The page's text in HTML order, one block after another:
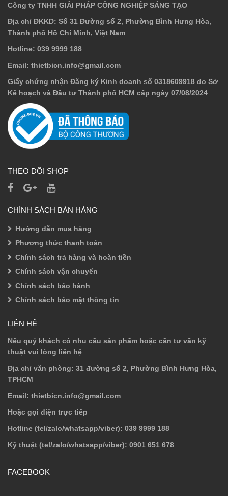
Công ty TNHH GIẢI PHÁP CÔNG NGHIỆP SÁNG TẠO
Địa chỉ ĐKKD: Số 31 Đường số 2, Phường Bình Hưng Hòa,
Thành phố Hồ Chí Minh, Việt Nam
Hotline: 039 9999 188
Email: thietbicn.info@gmail.com
Giấy chứng nhận Đăng ký Kinh doanh số 0318609918 do Sở
Kế hoạch và Đầu tư Thành phố HCM cấp ngày 07/08/2024
THEO DÕI SHOP
CHÍNH SÁCH BÁN HÀNG
Hướng dẫn mua hàng
Phương thức thanh toán
Chính sách trả hàng và hoàn tiền
Chính sách vận chuyển
Chính sách bảo hành
Chính sách bảo mật thông tin
LIÊN HỆ
Nếu quý khách có nhu cầu sản phẩm hoặc cần tư vấn kỹ
thuật vui lòng liên hệ
Địa chỉ văn phòng: 31 đường số 2, Phường Bình Hưng Hòa,
TPHCM
Email: thietbicn.info@gmail.com
Hoặc gọi điện trực tiếp
Hotline (tel/zalo/whatsapp/viber): 039 9999 188
Kỹ thuật (tel/zalo/whatsapp/viber): 0901 651 678
FACEBOOK